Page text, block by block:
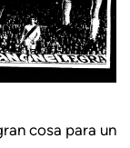
cosa para un